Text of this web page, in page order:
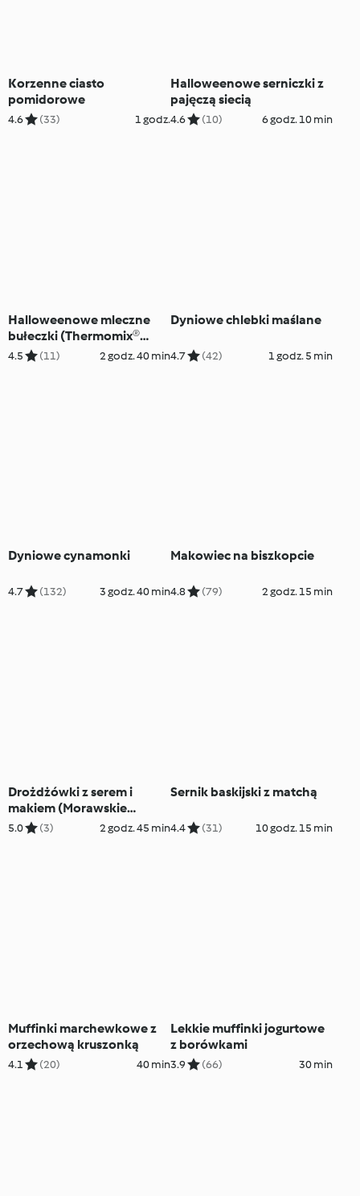
Korzenne ciasto
pomidorowe
4.6 (33) 1 godz.
Halloweenowe serniczki z
pajęczą siecią
4.6 (10) 6 godz. 10 min
Halloweenowe mleczne
bułeczki (Thermomix®
Nester)
4.5 (11) 2 godz. 40 min
Dyniowe chlebki maślane
4.7 (42) 1 godz. 5 min
Dyniowe cynamonki
4.7 (132) 3 godz. 40 min
Makowiec na biszkopcie
4.8 (79) 2 godz. 15 min
Drożdżówki z serem i
makiem (Morawskie
kołacze)
5.0 (3) 2 godz. 45 min
Sernik baskijski z matchą
4.4 (31) 10 godz. 15 min
Muffinki marchewkowe z
orzechową kruszonką
4.1 (20) 40 min
Lekkie muffinki jogurtowe
z borówkami
3.9 (66) 30 min